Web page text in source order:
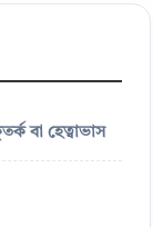
বা হেত্বাভাস